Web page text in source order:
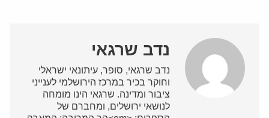
נדב שרגאי
נדב שרגאי, סופר, עיתונאי ישראלי
וחוקר בכיר במרכז הירושלמי לענייני
ציבור ומדינה. שרגאי הינו מומחה
לנושאי ירושלים, ומחברם של